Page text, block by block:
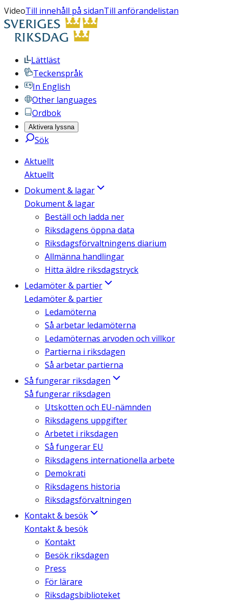
VideoTill innehåll på sidanTill anförandelistan
Lättläst
Teckenspråk
In English
Other languages
Ordbok
Aktivera lyssna
Sök
Aktuellt
Aktuellt
Dokument & lagar
Dokument & lagar
Beställ och ladda ner
Riksdagens öppna data
Riksdagsförvaltningens diarium
Allmänna handlingar
Hitta äldre riksdagstryck
Ledamöter & partier
Ledamöter & partier
Ledamöterna
Så arbetar ledamöterna
Ledamöternas arvoden och villkor
Partierna i riksdagen
Så arbetar partierna
Så fungerar riksdagen
Så fungerar riksdagen
Utskotten och EU-nämnden
Riksdagens uppgifter
Arbetet i riksdagen
Så fungerar EU
Riksdagens internationella arbete
Demokrati
Riksdagens historia
Riksdagsförvaltningen
Kontakt & besök
Kontakt & besök
Kontakt
Besök riksdagen
Press
För lärare
Riksdagsbiblioteket